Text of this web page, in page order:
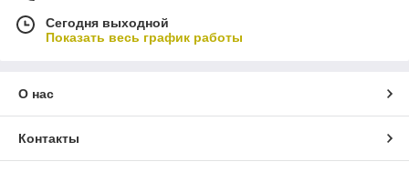
Сегодня выходной
Показать весь график работы
О нас
Контакты